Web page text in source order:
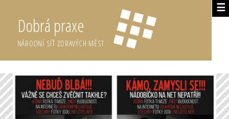
☰
Dobrá praxe
NÁRODNÍ SÍŤ ZDRAVÝCH MĚST